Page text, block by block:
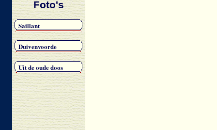
Foto's
Saillant
Duivenvoorde
Uit de oude doos